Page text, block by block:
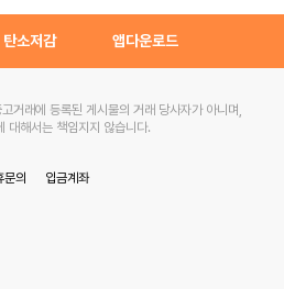
탄소저감 앱다운로드
거래에 등록된 게시물의 거래 당사자가 아니며,
대해서는 책임지지 않습니다.
문의 입금계좌